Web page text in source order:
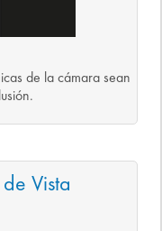
de la cámara sean
Vista